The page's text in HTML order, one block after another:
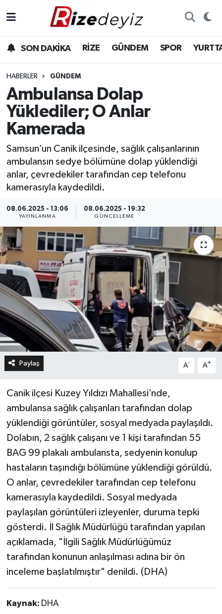
SON DAKİKA RİZE GÜNDEM SPOR
HABERLER GÜNDEM
Ambulansa Dolap
Yüklediler; O Anlar
Kamerada
Samsun’un Canik ilçesinde, sağlık çalışanlarının
ambulansın sedye bölümüne dolap yüklendiği
anlar, çevredekiler tarafından cep telefonu
kamerasıyla kaydedildi.
08.06.2025 - 13:06
YAYINLANMA
08.06.2025 - 19:32
GÜNCELLEME
Paylaş A- A+
Canik ilçesi Kuzey Yıldızı Mahallesi’nde,
ambulansa sağlık çalışanları tarafından dolap
yüklendiği görüntüler, sosyal medyada paylaşıldı.
Dolabın, 2 sağlık çalışanı ve 1 kişi tarafından 55
BAG 99 plakalı ambulansta, sedyenin konulup
hastaların taşındığı bölümüne yüklendiği görüldü.
O anlar, çevredekiler tarafından cep telefonu
kamerasıyla kaydedildi. Sosyal medyada
paylaşılan görüntüleri izleyenler, duruma tepki
gösterdi. İl Sağlık Müdürlüğü tarafından yapılan
açıklamada, "İlgili Sağlık Müdürlüğümüz
tarafından konunun anlaşılması adına bir ön
inceleme başlatılmıştır" denildi. (DHA)
Kaynak: DHA
Gündem
Yurttan Haberler
Ekonomi
Sağlık
Rize Hava Durumu
Rize Trafik Yoğunluk Haritası
Süper Lig Puan Durumu ve Fikstür
Son Dakika Haberleri
Haber Arşivi